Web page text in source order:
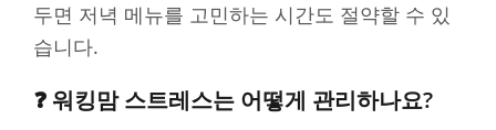
두면 저녁 메뉴를 고민하는 시간도 절약할 수 있
습니다.
❓ 워킹맘 스트레스는 어떻게 관리하나요?